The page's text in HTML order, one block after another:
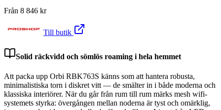
Från 8 846 kr
Till butik
Solid räckvidd och sömlös roaming i hela hemmet
Att packa upp Orbi RBK763S känns som att hantera robusta,
minimalistiska torn i diskret vitt — de smälter in i både moderna och
klassiska interiörer. När du går från rum till rum märks mesh wifi-
systemets styrka: övergången mellan noderna är tyst och omärklig,